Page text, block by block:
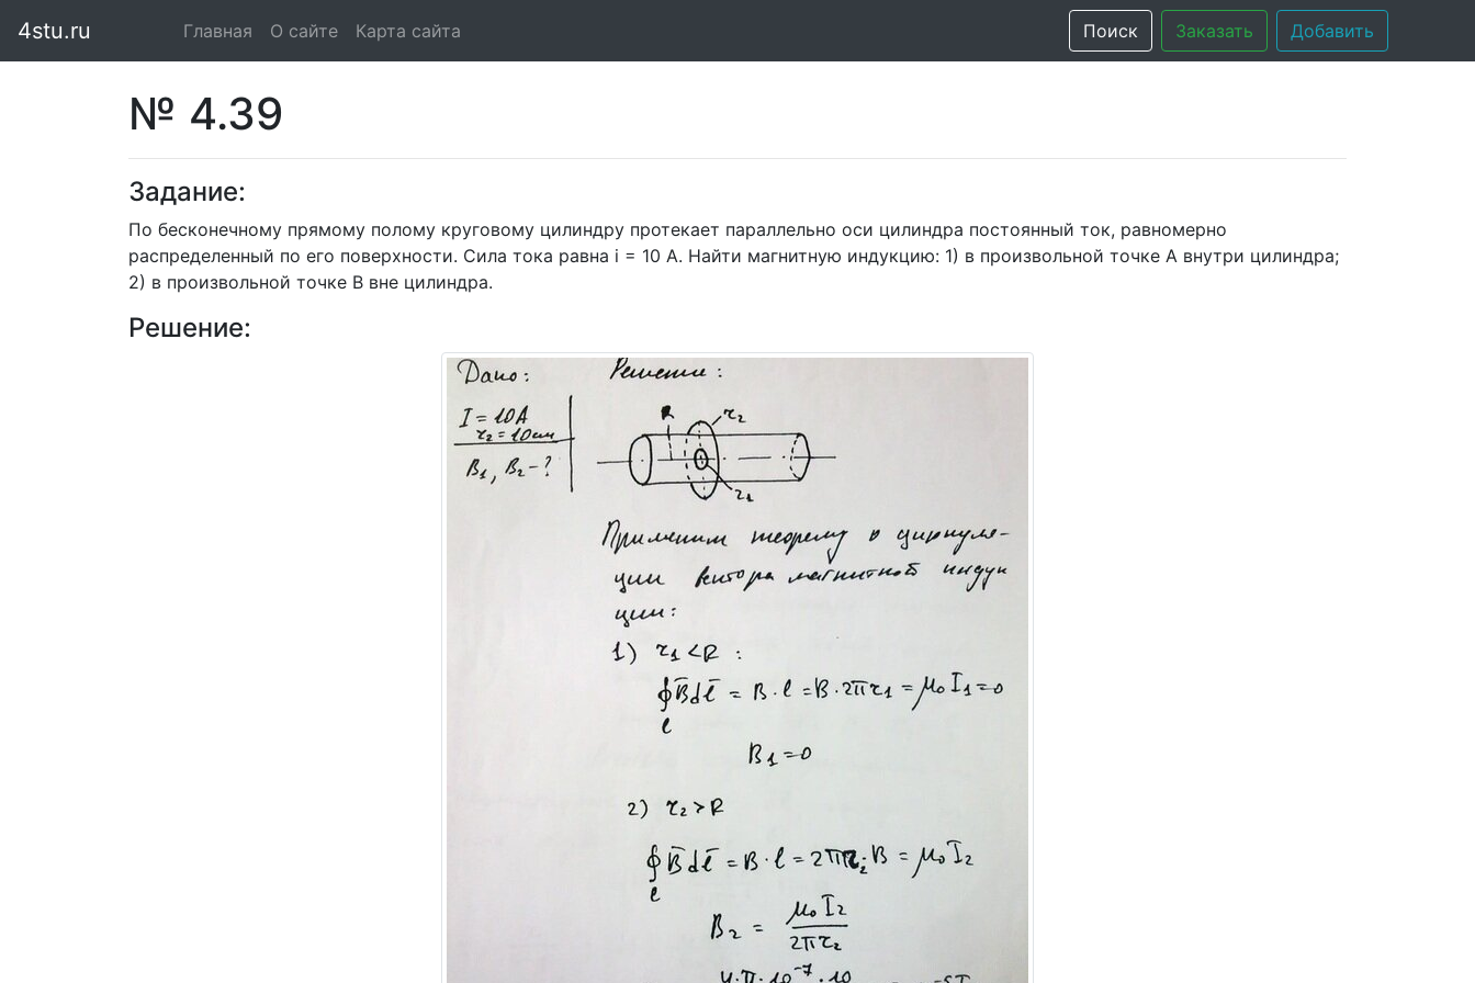
4stu.ru Главная (current)
О сайте Карта сайта Поиск Заказать Добавить
№ 4.39
Задание:
По бесконечному прямому полому круговому цилиндру протекает параллельно оси цилиндра постоянный ток, равномерно
распределенный по его поверхности. Сила тока равна i = 10 А. Найти магнитную индукцию: 1) в произвольной точке А внутри цилиндра;
2) в произвольной точке В вне цилиндра.
Решение: